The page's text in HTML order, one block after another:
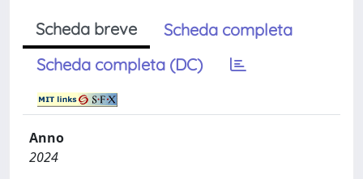
Scheda breve
Scheda completa
Scheda completa (DC)
Anno
2024